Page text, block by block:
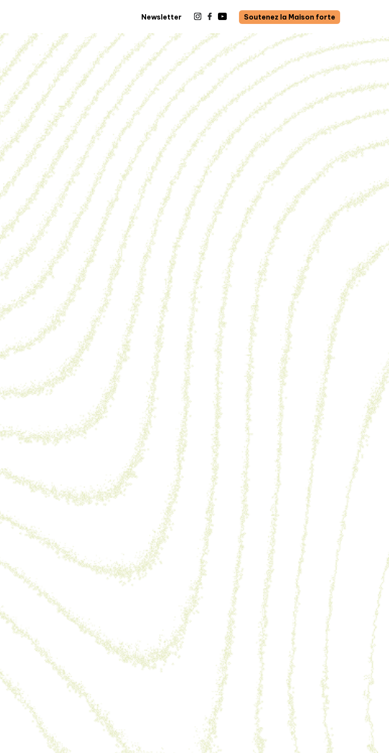
Newsletter Soutenez la Maison forte